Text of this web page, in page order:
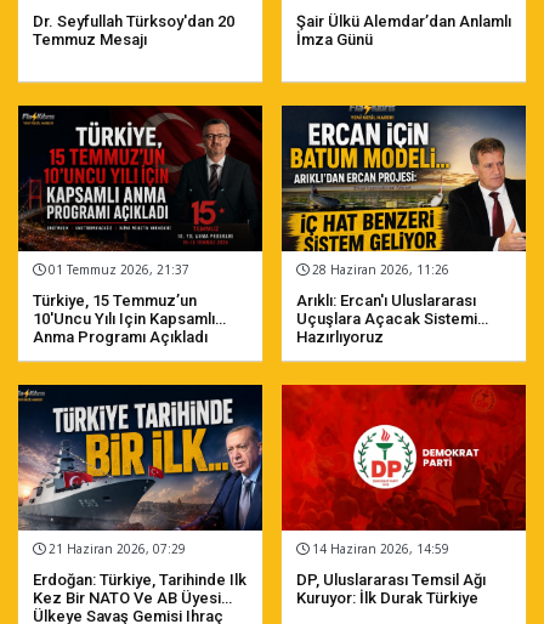
Dr. Seyfullah Türksoy'dan 20
Temmuz Mesajı
Şair Ülkü Alemdar’dan Anlamlı
İmza Günü
01 Temmuz 2026, 21:37
Türkiye, 15 Temmuz’un
10'uncu Yılı Için Kapsamlı
Anma Programı Açıkladı
28 Haziran 2026, 11:26
Arıklı: Ercan'ı Uluslararası
Uçuşlara Açacak Sistemi
Hazırlıyoruz
21 Haziran 2026, 07:29
Erdoğan: Türkiye, Tarihinde Ilk
Kez Bir NATO Ve AB Üyesi
Ülkeye Savaş Gemisi Ihraç
14 Haziran 2026, 14:59
DP, Uluslararası Temsil Ağı
Kuruyor: İlk Durak Türkiye